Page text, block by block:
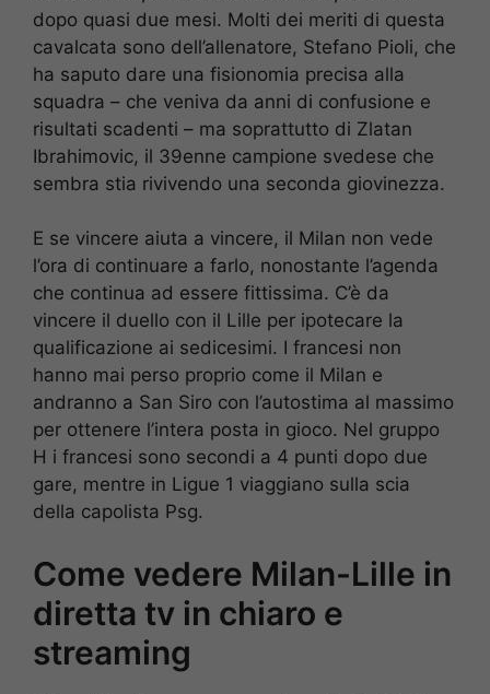
dopo quasi due mesi. Molti dei meriti di questa
cavalcata sono dell’allenatore, Stefano Pioli, che
ha saputo dare una fisionomia precisa alla
squadra – che veniva da anni di confusione e
risultati scadenti – ma soprattutto di Zlatan
Ibrahimovic, il 39enne campione svedese che
sembra stia rivivendo una seconda giovinezza.
E se vincere aiuta a vincere, il Milan non vede
l’ora di continuare a farlo, nonostante l’agenda
che continua ad essere fittissima. C’è da
vincere il duello con il Lille per ipotecare la
qualificazione ai sedicesimi. I francesi non
hanno mai perso proprio come il Milan e
andranno a San Siro con l’autostima al massimo
per ottenere l’intera posta in gioco. Nel gruppo
H i francesi sono secondi a 4 punti dopo due
gare, mentre in Ligue 1 viaggiano sulla scia
della capolista Psg.
Come vedere Milan-Lille in
diretta tv in chiaro e
streaming